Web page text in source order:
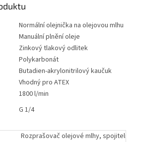
Normální olejnička na olejovou mlhu
Manuální plnění oleje
Zinkový tlakový odlitek
Polykarbonát
Butadien-akrylonitrilový kaučuk
Vhodný pro ATEX
1800 l/min
G 1/4
Rozprašovač olejové mlhy, spojitelné